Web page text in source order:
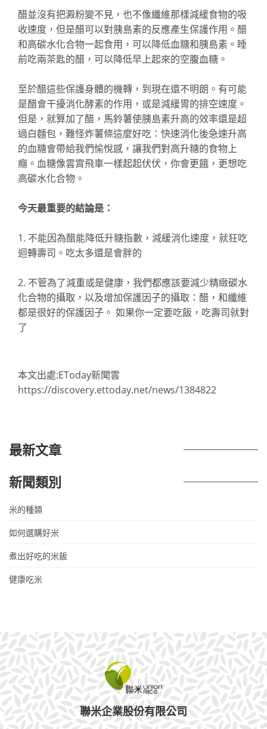
醋並沒有把澱粉變不見，也不像纖維那樣減緩食物的吸
收速度，但是醋可以對胰島素的反應產生保護作用。醋
和高碳水化合物一起食用，可以降低血糖和胰島素。睡
前吃兩茶匙的醋，可以降低早上起來的空腹血糖。
至於醋這些保護身體的機轉，到現在還不明朗。有可能
是醋會干擾消化酵素的作用，或是減緩胃的排空速度。
但是，就算加了醋，馬鈴薯使胰島素升高的效率還是超
過白麵包，難怪炸薯條這麼好吃：快速消化後急速升高
的血糖會帶給我們愉悅感，讓我們對高升糖的食物上
癮。血糖像雲霄飛車一樣起起伏伏，你會更餓，更想吃
高碳水化合物。
今天最重要的結論是：
1. 不能因為醋能降低升糖指數，減緩消化速度，就狂吃
迴轉壽司。吃太多還是會胖的
2. 不管為了減重或是健康，我們都應該要減少精緻碳水
化合物的攝取，以及增加保護因子的攝取：醋，和纖維
都是很好的保護因子。 如果你一定要吃飯，吃壽司就對
了
本文出處:EToday新聞雲
https://discovery.ettoday.net/news/1384822
最新文章
新聞類別
米的種類
如何選購好米
煮出好吃的米飯
健康吃米
聯米企業股份有限公司